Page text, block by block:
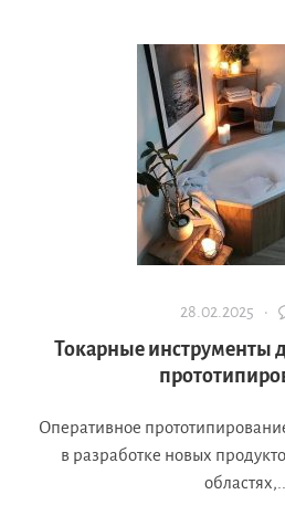
28.02.2025 ·
Токарные инструменты
Оперативное
в разработке новых
областях,...